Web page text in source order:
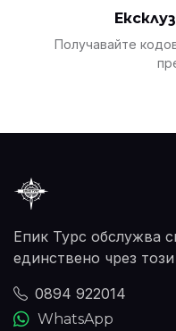
Получавайте
Епик Турс обслужва
единствено чрез
0894 922014
WhatsApp